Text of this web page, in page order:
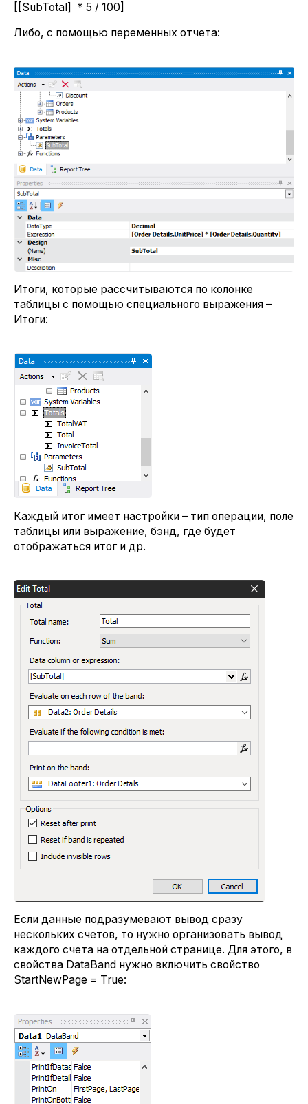
[[SubTotal] * 5 / 100]
Либо, с помощью переменных отчета:
Итоги, которые рассчитываются по колонке
таблицы с помощью специального выражения –
Итоги:
Каждый итог имеет настройки – тип операции, поле
таблицы или выражение, бэнд, где будет
отображаться итог и др.
Если данные подразумевают вывод сразу
нескольких счетов, то нужно организовать вывод
каждого счета на отдельной странице. Для этого, в
свойства DataBand нужно включить свойство
StartNewPage = True: